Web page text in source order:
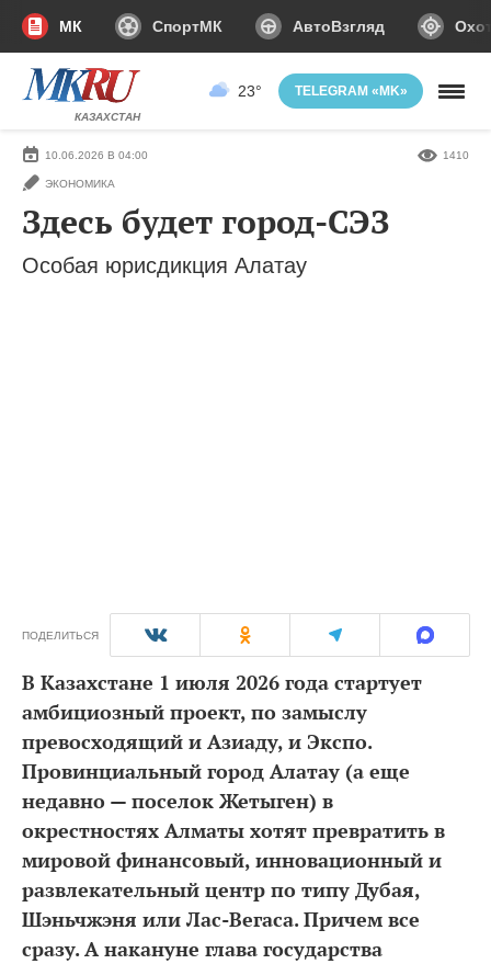
МК СпортМК АвтоВзгляд
КАЗАХСТАН
23° TELEGRAM «MK»
10.06.2026 В 04:00
ЭКОНОМИКА
1410
Здесь будет город-СЭЗ
Особая юрисдикция Алатау
ПОДЕЛИТЬСЯ
В Казахстане 1 июля 2026 года стартует
амбициозный проект, по замыслу
превосходящий и Азиаду, и Экспо.
Провинциальный город Алатау (а еще
недавно — поселок Жетыген) в
окрестностях Алматы хотят превратить в
мировой финансовый, инновационный и
развлекательный центр по типу Дубая,
Шэньчжэня или Лас-Вегаса. Причем все
сразу. А накануне глава государства